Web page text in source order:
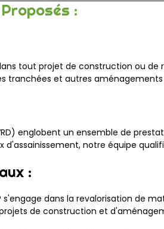
:
tout projet de construction ou
tranchées et autres
englobent un ensemble de
d'assainissement, notre équipe
:
s'engage dans la revalorisation de
de construction et